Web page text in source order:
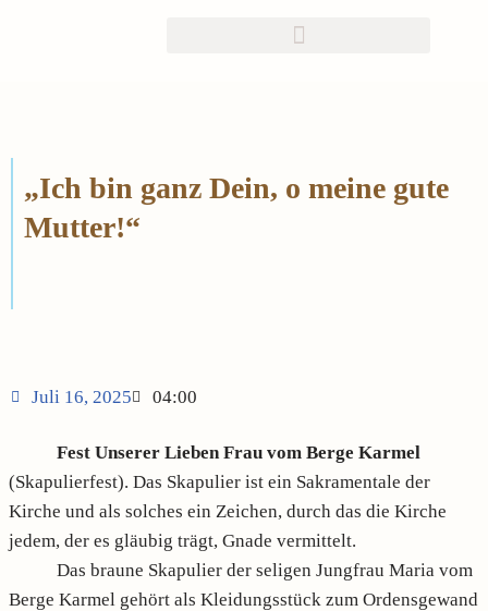
„Ich bin ganz Dein, o meine gute
Mutter!“
Juli 16, 2025 04:00
Fest Unserer Lieben Frau vom Berge Karmel
(Skapulierfest). Das Skapulier ist ein Sakramentale der
Kirche und als solches ein Zeichen, durch das die Kirche
jedem, der es gläubig trägt, Gnade vermittelt.
Das braune Skapulier der seligen Jungfrau Maria vom
Berge Karmel gehört als Kleidungs­stück zum Ordensgewand